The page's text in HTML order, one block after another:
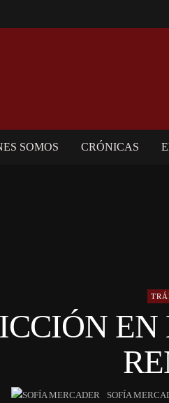
SOMOS CRÓNICAS
SOFÍA